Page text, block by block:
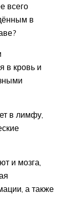
всего
в
в кровь и
в лимфу,
и мозга,
а также